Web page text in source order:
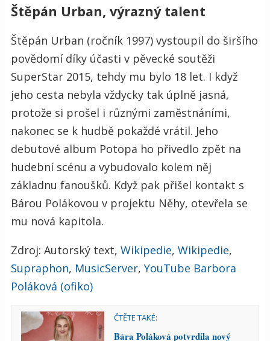
Štěpán Urban, výrazný talent
Štěpán Urban (ročník 1997) vystoupil do širšího
povědomí díky účasti v pěvecké soutěži
SuperStar 2015, tehdy mu bylo 18 let. I když
jeho cesta nebyla vždycky tak úplně jasná,
protože si prošel i různými zaměstnáními,
nakonec se k hudbě pokaždé vrátil. Jeho
debutové album Potopa ho přivedlo zpět na
hudební scénu a vybudovalo kolem něj
základnu fanoušků. Když pak přišel kontakt s
Bárou Polákovou v projektu Něhy, otevřela se
mu nová kapitola.
Zdroj: Autorský text, Wikipedie, Wikipedie,
Supraphon, MusicServer, YouTube Barbora
Poláková (ofiko)
ČTĚTE TAKÉ:
Bára Poláková potvrdila nový